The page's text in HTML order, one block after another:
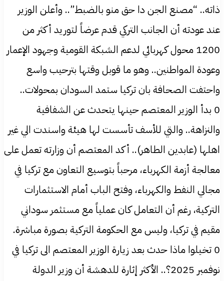
ذاته.. “مصنع الجن دا حق منو بالضبط”.. وأعلن الوزير
عند عودته أن الجانب التركي قدم عرضاً لتوريد أكثر من
1200 محول كهربائي لدعم الشبكة القومية وجهود الإعمار
وعودة المواطنين.. وهو ما قوبل وقتها بترحيب واسع
واحتفت الصحافة بان تركيا ستمد السودان بمحولات..
0 بدأ الوزير المعتصم حينها يتحدث عن الشفافية
والنزاهة.. والتي للأسف تأسست لها هيئة واسندت الي غير
اهلها (عابدين الطاهر).. أكد المعتصم أن وزارته تعمل على
معالجة أزمة الكهرباء، مرحباً بتوسيع التعاون مع تركيا في
مجالي النفط والكهرباء، وفتح الباب أمام الاستثمارات
التركية، رغم أن التعامل كان عملياً مع مستثمر سوداني
مقيم في تركيا، وليس مع الحكومة التركية بصورة مباشرة.
0 تخيلوا ماذا حدث بعد زيارة الوزير المعتصم الى تركيا في
نوفمبر 2025؟.. الأكثر إثارة للدهشة أن وزير الدولة